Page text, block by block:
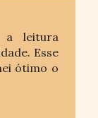
a leitura
Esse
ótimo o